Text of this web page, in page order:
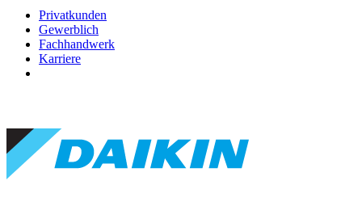
Privatkunden
Gewerblich
Fachhandwerk
Karriere